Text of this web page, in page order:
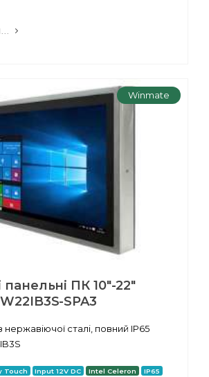
Winmate
ПК 10"-22"
SPA3
нержавіючої сталі, повний IP65
Touch Input 12V DC Intel Celeron IP65